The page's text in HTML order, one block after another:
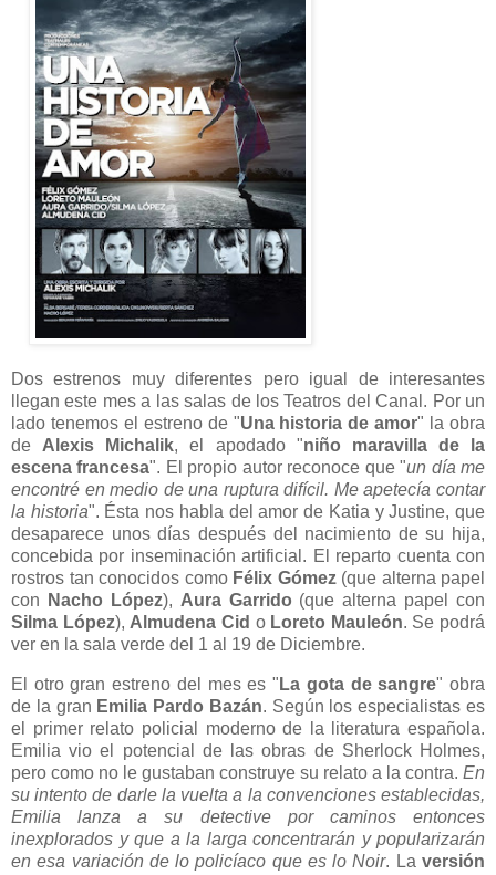
Dos estrenos muy diferentes pero igual de interesantes
llegan este mes a las salas de los Teatros del Canal. Por un
lado tenemos el estreno de "Una historia de amor" la obra
de Alexis Michalik, el apodado "niño maravilla de la
escena francesa". El propio autor reconoce que "un día me
encontré en medio de una ruptura difícil. Me apetecía contar
la historia". Ésta nos habla del amor de Katia y Justine, que
desaparece unos días después del nacimiento de su hija,
concebida por inseminación artificial. El reparto cuenta con
rostros tan conocidos como Félix Gómez(que alterna papel
con
Nacho López), Aura Garrido (que alterna papel con
Silma López), Almudena Cid o Loreto Mauleón. Se podrá
ver en la sala verde del 1 al 19 de Diciembre.
El otro gran estreno del mes es " La gota de sangre" obra
de la gran Emilia Pardo Bazán. Según los especialistas es
el primer relato policial moderno de la literatura española.
Emilia vio el potencial de las obras de Sherlock Holmes,
pero como no le gustaban construye su relato a la contra. En
su intento de darle la vuelta a la convenciones establecidas,
Emilia lanza a su detective por caminos entonces
inexplorados y que a la larga concentrarán y popularizarán
en esa variación de lo policíaco que es lo Noir. Laversión